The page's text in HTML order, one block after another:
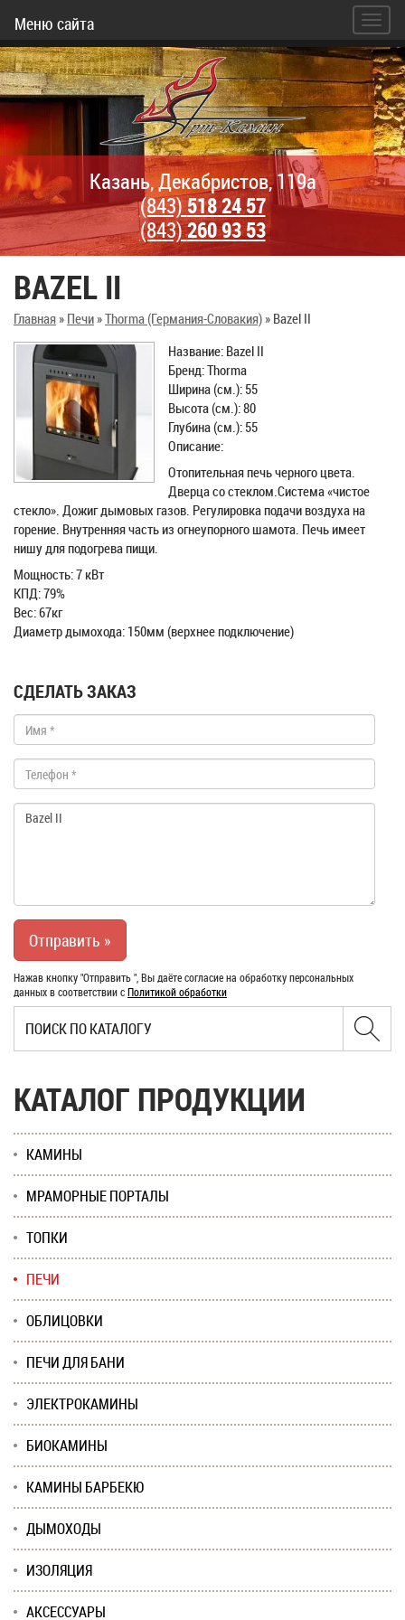
Меню сайта
Казань, Декабристов, 119а
(843)518 24 57
(843)260 93 53
BAZEL II
Главная» Печи»Thorma (Германия-Словакия)» Bazel II
Название: Bazel II
Бренд: Thorma
Ширина (см.): 55
Высота (см.): 80
Глубина (см.): 55
Описание:
Отопительная печь черного цвета.
Дверца со стеклом.Cистема «чистое
стекло». Дожиг дымовых газов. Регулировка подачи воздуха на
горение. Внутренняя часть из огнеупорного шамота. Печь имеет
нишу для подогрева пищи.
Мощность: 7 кВт
КПД: 79%
Вес: 67кг
Диаметр дымохода: 150мм (верхнее подключение)
СДЕЛАТЬ ЗАКАЗ
Нажав кнопку "Отправить ", Вы даёте согласие на обработку персональных
данных в соответствии сПолитикой обработки
КАТАЛОГ ПРОДУКЦИИ
КАМИНЫ
МРАМОРНЫЕ ПОРТАЛЫ
ТОПКИ
ПЕЧИ
ОБЛИЦОВКИ
ПЕЧИ ДЛЯ БАНИ
ЭЛЕКТРОКАМИНЫ
БИОКАМИНЫ
КАМИНЫ БАРБЕКЮ
ДЫМОХОДЫ
ИЗОЛЯЦИЯ
АКСЕССУАРЫ